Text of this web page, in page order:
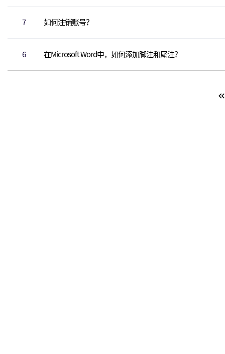
7 如何注销账号？
6 在Microsoft Word中，如何添加脚注和尾注？